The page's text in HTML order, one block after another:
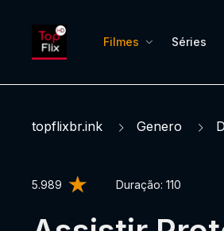
Filmes Séries
topflixbr.ink Genero
5.989 Duração: 110